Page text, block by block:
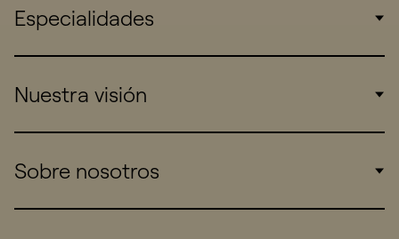
Especialidades
Consumers
Startups
Nuestra visión
Work
Sobre nosotros